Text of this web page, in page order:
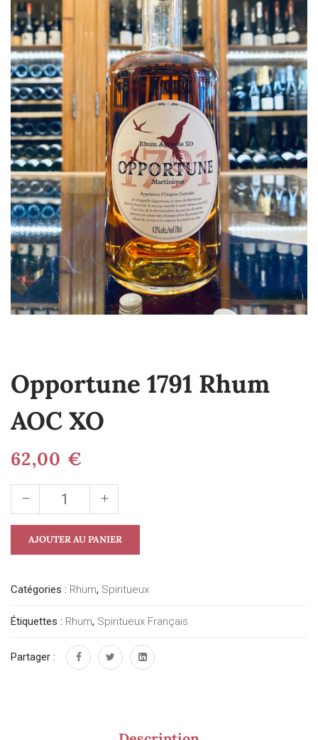
Opportune 1791 Rhum
AOC XO
62,00 €
AJOUTER AU PANIER
Catégories : Rhum, Spiritueux
Étiquettes : Rhum, Spiritueux Français
Partager :